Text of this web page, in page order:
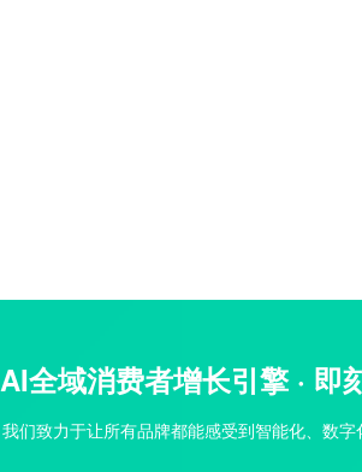
AI全域消费者增长引擎 · 即
我们致力于让所有品牌都能感受到智能化、数字